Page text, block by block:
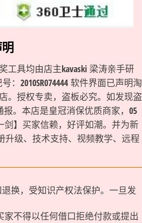
工具均由店主kavaski 梁涛亲手研
：2010SR074444 软件界面已声明淘
。授权专卖，盗板必究。如发现盗
报。本店是皇冠消保优质商家，05
剑】买家信赖，好评如潮。并为新
级、技术支持、视频教学、远程
换，受知识产权法保护。一旦发
不得以任何借口拒绝付款或提出